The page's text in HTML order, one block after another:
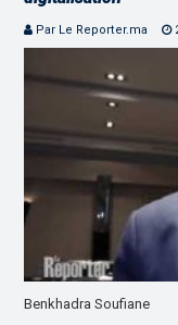
Par Le Reporter.ma
Benkhadra Soufiane